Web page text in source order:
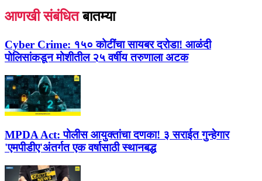
आणखी संबंधित बातम्या
Cyber Crime: १५० कोटींचा सायबर दरोडा! आळंदी
पोलिसांकडून मोशीतील २५ वर्षीय तरुणाला अटक
MPDA Act: पोलीस आयुक्तांचा दणका! ३ सराईत गुन्हेगार
'एमपीडीए'अंतर्गत एक वर्षासाठी स्थानबद्ध